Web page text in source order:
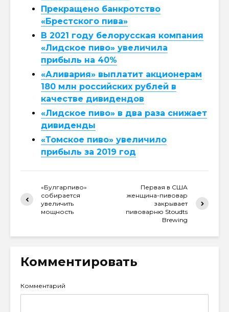
Прекращено банкротство
«Брестского пива»
В 2021 году белорусская компания
«Лидское пиво» увеличила
прибыль на 40%
«Аливария» выплатит акционерам
180 млн российских рублей в
качестве дивидендов
«Лидское пиво» в два раза снижает
дивиденды
«Томское пиво» увеличило
прибыль за 2019 год
«Булгарпиво»
собирается
увеличить
мощность
Первая в США
женщина-пивовар
закрывает
пивоварню Stoudts
Brewing
Комментировать
Комментарий